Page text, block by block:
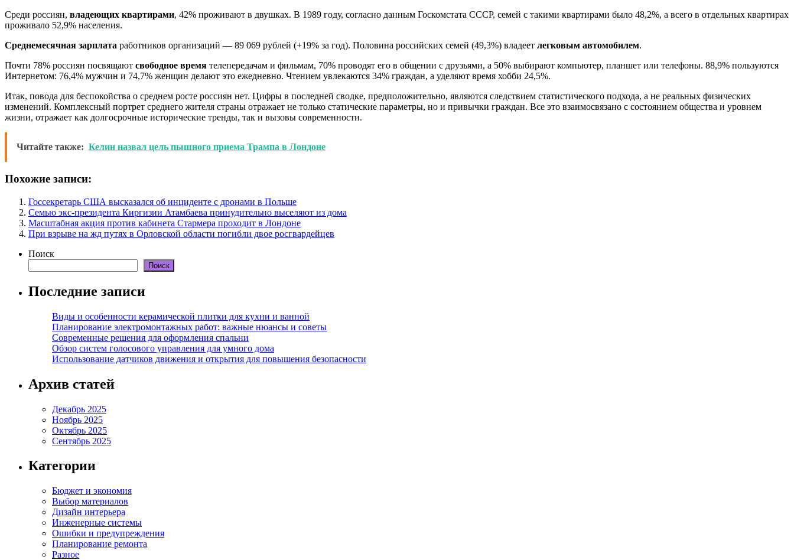
Среди россиян, владеющих квартирами, 42% проживают в двушках. В 1989 году, согласно данным Госкомстата СССР, семей с такими квартирами было 48,2%, а всего в отдельных квартирах
проживало 52,9% населения.
Среднемесячная зарплата работников организаций — 89 069 рублей (+19% за год). Половина российских семей (49,3%) владеет легковым автомобилем.
Почти 78% россиян посвящают свободное время телепередачам и фильмам, 70% проводят его в общении с друзьями, а 50% выбирают компьютер, планшет или телефоны. 88,9% пользуются
Интернетом: 76,4% мужчин и 74,7% женщин делают это ежедневно. Чтением увлекаются 34% граждан, а уделяют время хобби 24,5%.
Итак, повода для беспокойства о среднем росте россиян нет. Цифры в последней сводке, предположительно, являются следствием статистического подхода, а не реальных физических
изменений. Комплексный портрет среднего жителя страны отражает не только статические параметры, но и привычки граждан. Все это взаимосвязано с состоянием общества и уровнем
жизни, отражает как долгосрочные исторические тренды, так и вызовы современности.
Читайте также: Келин назвал цель пышного приема Трампа в Лондоне
Похожие записи:
Госсекретарь США высказался об инциденте с дронами в Польше
Семью экс-президента Киргизии Атамбаева принудительно выселяют из дома
Масштабная акция против кабинета Стармера проходит в Лондоне
При взрыве на жд путях в Орловской области погибли двое росгвардейцев
Поиск
Поиск
Последние записи
Виды и особенности керамической плитки для кухни и ванной
Планирование электромонтажных работ: важные нюансы и советы
Современные решения для оформления спальни
Обзор систем голосового управления для умного дома
Использование датчиков движения и открытия для повышения безопасности
Архив статей
Декабрь 2025
Ноябрь 2025
Октябрь 2025
Сентябрь 2025
Категории
Бюджет и экономия
Выбор материалов
Дизайн интерьера
Инженерные системы
Ошибки и предупреждения
Планирование ремонта
Разное